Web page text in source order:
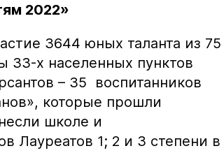
2022»
3644 юных таланта из 75
33-х населенных пунктов
– 35 воспитанников
которые прошли
школе и
Лауреатов 1; 2 и 3 степени в